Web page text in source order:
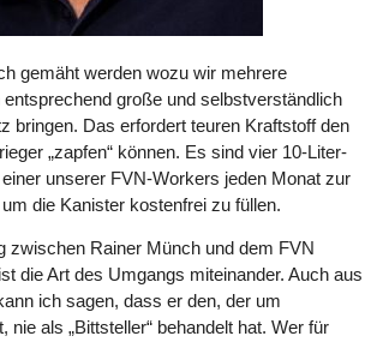
gemäht werden wozu wir mehrere
große und selbstverständlich
bringen. Das erfordert teuren Kraftstoff den
„zapfen“ können. Es sind vier 10-Liter-
unserer FVN-Workers jeden Monat zur
die Kanister kostenfrei zu füllen.
zwischen Rainer Münch und dem FVN
die Art des Umgangs miteinander. Auch aus
ich sagen, dass er den, der um
nie als „Bittsteller“ behandelt hat. Wer für